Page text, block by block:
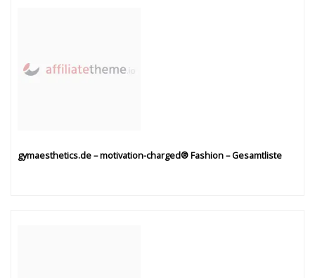
gymaesthetics.de – motivation-charged® Fashion – Gesamtliste